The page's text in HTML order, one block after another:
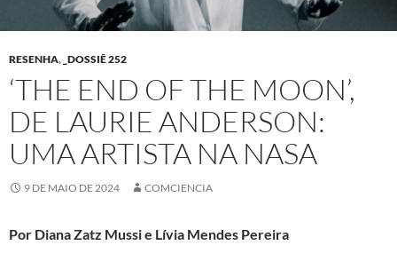
RESENHA, _DOSSIÊ 252
‘THE END OF THE MOON’,
DE LAURIE ANDERSON:
UMA ARTISTA NA NASA
9 DE MAIO DE 2024 COMCIENCIA
Por Diana Zatz Mussi e Lívia Mendes Pereira